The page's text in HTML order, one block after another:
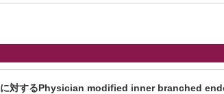
対するPhysician modified inner branched